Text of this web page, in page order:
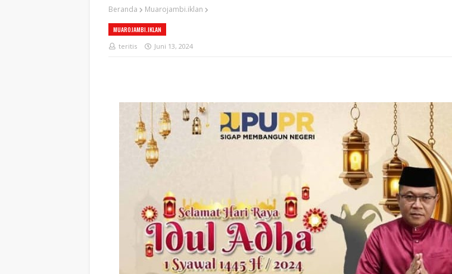
Beranda Muarojambi.iklan
MUAROJAMBI.IKLAN
teritis
Juni 13, 2024